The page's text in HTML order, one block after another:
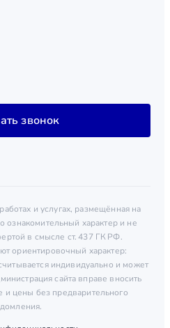
звонок
и услугах, размещённая на
ознакомительный характер и не
в смысле ст. 437 ГК РФ.
ориентировочный характер:
индивидуально и может
сайта вправе вносить
и цены без предварительного